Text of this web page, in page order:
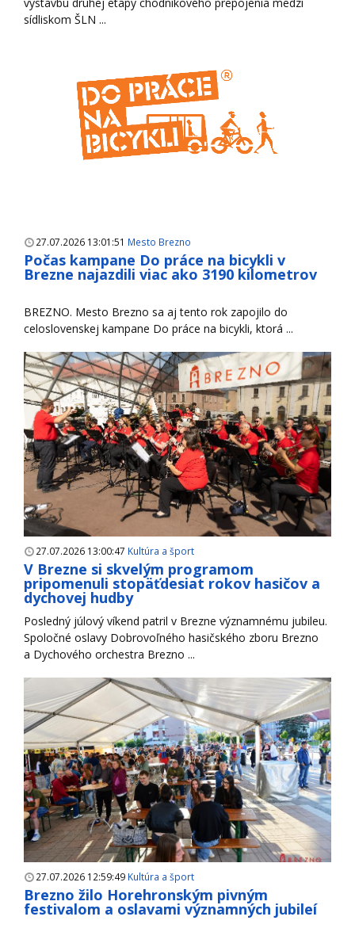
sídliskom ŠLN ...
27.07.2026 13:01:51 Mesto Brezno
Počas kampane Do práce na bicykli v
Brezne najazdili viac ako 3190 kilometrov
BREZNO. Mesto Brezno sa aj tento rok zapojilo do
celoslovenskej kampane Do práce na bicykli, ktorá ...
27.07.2026 13:00:47 Kultúra a šport
V Brezne si skvelým programom
pripomenuli stopäťdesiat rokov hasičov a
dychovej hudby
Posledný júlový víkend patril v Brezne významnému jubileu.
Spoločné oslavy Dobrovoľného hasičského zboru Brezno
a Dychového orchestra Brezno ...
27.07.2026 12:59:49 Kultúra a šport
Brezno žilo Horehronským pivným
festivalom a oslavami významných jubileí